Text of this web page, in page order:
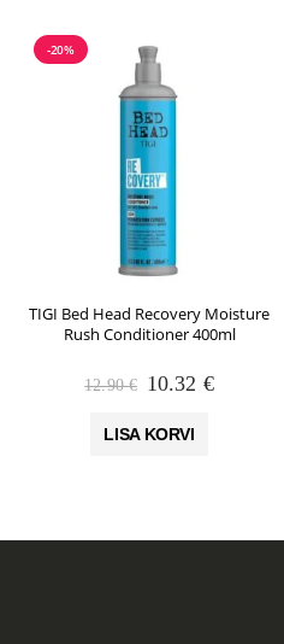
-20%
TIGI Bed Head Recovery Moisture
Rush Conditioner 400ml
12.90€ Algne
oli:
12.90 €.
10.32 €Praegune
LISA KORVI